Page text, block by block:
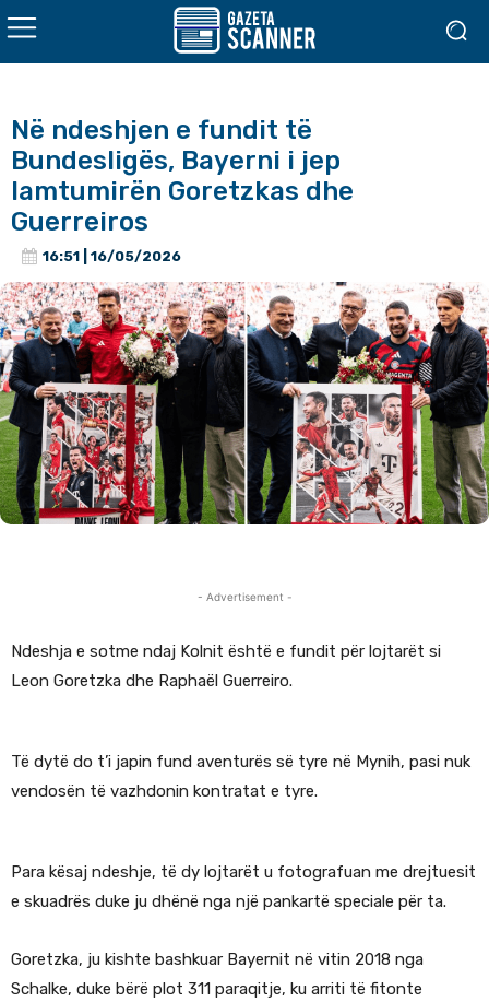
Në ndeshjen e fundit të
Bundesligës, Bayerni i jep
lamtumirën Goretzkas dhe
Guerreiros
16:51 | 16/05/2026
- Advertisement -
Ndeshja e sotme ndaj Kolnit është e fundit për lojtarët si
Leon Goretzka dhe Raphaël Guerreiro.
Të dytë do t’i japin fund aventurës së tyre në Mynih, pasi nuk
vendosën të vazhdonin kontratat e tyre.
Para kësaj ndeshje, të dy lojtarët u fotografuan me drejtuesit
e skuadrës duke ju dhënë nga një pankartë speciale për ta.
Goretzka, ju kishte bashkuar Bayernit në vitin 2018 nga
Schalke, duke bërë plot 311 paraqitje, ku arriti të fitonte